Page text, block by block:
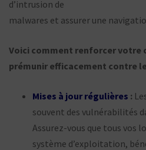
d’intrusion de
malwares et assurer une
Voici comment renforcer votre
prémunir efficacement contre
Mises à jour régulières :
souvent des vulnérabilités
Assurez-vous que tous vos
système d’exploitation,